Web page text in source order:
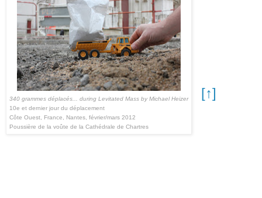
340 grammes déplacés... during Levitated Mass by Michael Heizer
10e et dernier jour du déplacement
Côte Ouest, France, Nantes, février/mars 2012
Poussière de la voûte de la Cathédrale de Chartres
[↑]